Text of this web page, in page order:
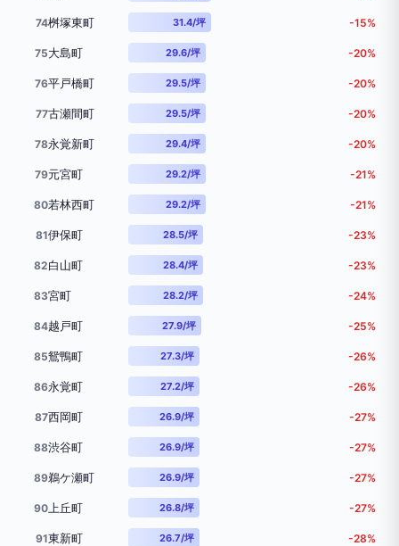
74桝塚東町 31.4/坪 -15%
75大島町 29.6/坪 -20%
76平戸橋町 29.5/坪 -20%
77古瀬間町 29.5/坪 -20%
78永覚新町 29.4/坪 -20%
79元宮町 29.2/坪 -21%
80若林西町 29.2/坪 -21%
81伊保町 28.5/坪 -23%
82白山町 28.4/坪 -23%
83宮町 28.2/坪 -24%
84越戸町 27.9/坪 -25%
85鴛鴨町 27.3/坪 -26%
86永覚町 27.2/坪 -26%
87西岡町 26.9/坪 -27%
88渋谷町 26.9/坪 -27%
89鵜ケ瀬町 26.9/坪 -27%
90 上丘町 26.8/坪 -27%
91東新町 26.7/坪 -28%